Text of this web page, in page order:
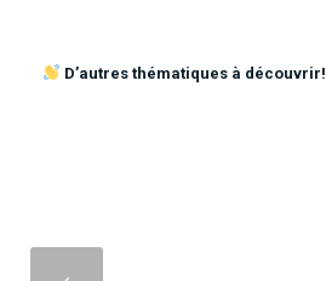
D’autres thématiques à découvrir!